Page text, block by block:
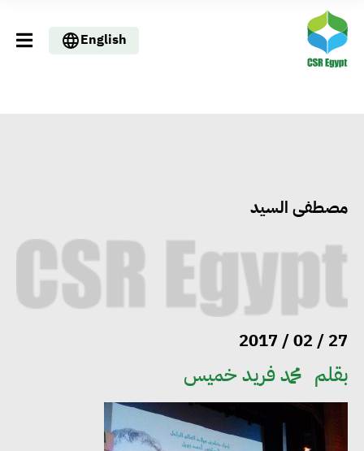
English
مصطفى السيد
27 / 02 / 2017
بقلم محمد فريد خميس
مجلس الوزراء: تراجع معدل
البطالة في مصر إلى 5.8% خلال
الربع الثاني من 2026